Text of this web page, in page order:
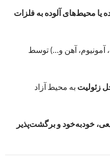
یا محیط‌های آلوده به فلزات
آهن و…) توسط
زئولیت به محیط آزاد
خودبه‌خود و برگشت‌پذیر